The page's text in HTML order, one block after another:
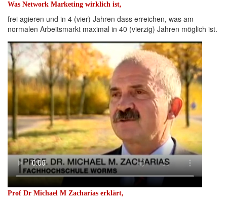
Was Network Marketing wirklich ist,
frei agieren und in 4 (vier) Jahren dass erreichen, was am
normalen Arbeitsmarkt maximal in 40 (vierzig) Jahren möglich ist.
Prof Dr Michael M Zacharias erklärt,